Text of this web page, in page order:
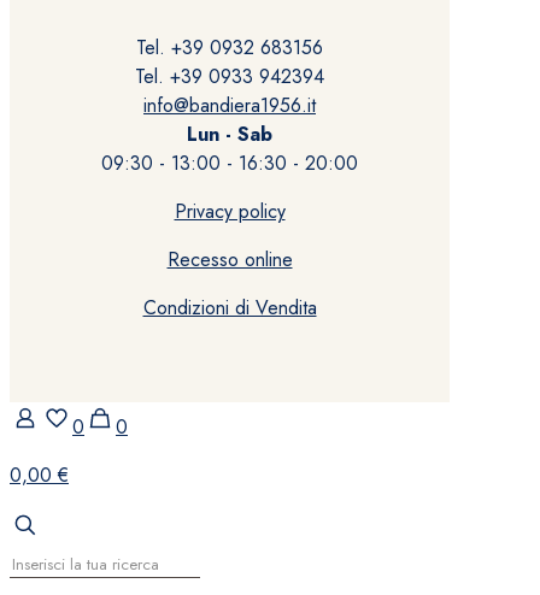
Tel. +39 0932 683156
Tel. +39 0933 942394
info@bandiera1956.it
Lun - Sab
09:30 - 13:00 - 16:30 - 20:00
Privacy policy
Recesso online
Condizioni di Vendita
0
0
0,00 €